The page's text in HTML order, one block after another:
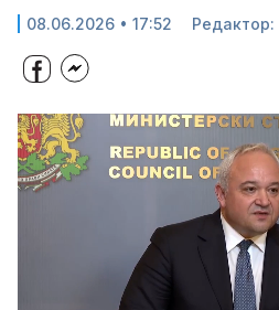
08.06.2026 • 17:52 Редактор: